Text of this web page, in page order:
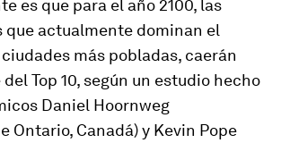
es que para el año 2100, las
que actualmente dominan el
más pobladas, caerán
Top 10, según un estudio hecho
Daniel Hoornweg
Ontario, Canadá) y Kevin Pope